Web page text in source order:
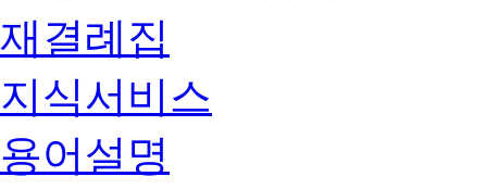
재결례집
지식서비스
용어설명